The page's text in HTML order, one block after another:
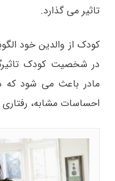
تاثیر می گذارد.
کودک از والدین خود
در شخصیت کودک
مادر باعث می شود که
احساسات مشابه،